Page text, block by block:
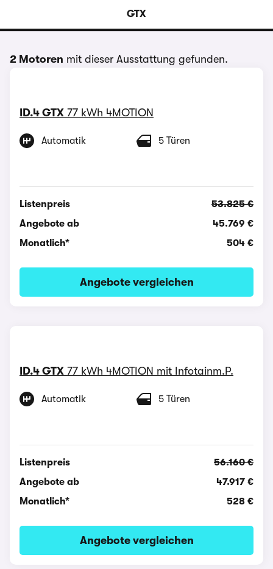
GTX
2 Motoren mit dieser Ausstattung gefunden.
ID.4 GTX 77 kWh 4MOTION
Automatik 5 Türen
Listenpreis
53.825 €
Angebote ab
45.769 €
Monatlich*
504 €
Angebote vergleichen
ID.4 GTX 77 kWh 4MOTION mit Infotainm.P.
Automatik 5 Türen
Listenpreis
56.160 €
Angebote ab
47.917 €
Monatlich*
528 €
Angebote vergleichen